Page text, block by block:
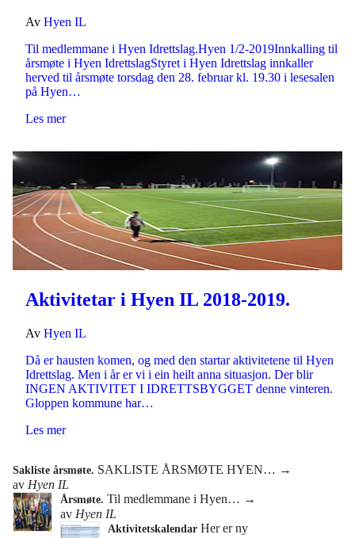
Av Hyen IL
Til medlemmane i Hyen Idrettslag.Hyen 1/2-2019Innkalling til
årsmøte i Hyen IdrettslagStyret i Hyen Idrettslag innkaller
herved til årsmøte torsdag den 28. februar kl. 19.30 i lesesalen
på Hyen…
Les mer
Aktivitetar i Hyen IL 2018-2019.
Av Hyen IL
Då er hausten komen, og med den startar aktivitetene til Hyen
Idrettslag. Men i år er vi i ein heilt anna situasjon. Der blir
INGEN AKTIVITET I IDRETTSBYGGET denne vinteren.
Gloppen kommune har…
Les mer
Sakliste årsmøte. SAKLISTE ÅRSMØTE HYEN… →
av Hyen IL
Årsmøte. Til medlemmane i Hyen… →
av Hyen IL
Aktivitetskalendar Her er ny